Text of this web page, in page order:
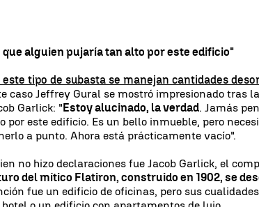
que alguien pujaría tan alto por este edificio"
este tipo de subasta se manejan cantidades
caso Jeffrey Gural se mostró impresionado tras
Garlick: "Estoy alucinado, la verdad. Jamás
por este edificio. Es un bello inmueble, pero
a punto. Ahora está prácticamente vacío".
no hizo declaraciones fue Jacob Garlick, el
del mítico Flatiron, construido en 1902, se
fue un edificio de oficinas, pero sus